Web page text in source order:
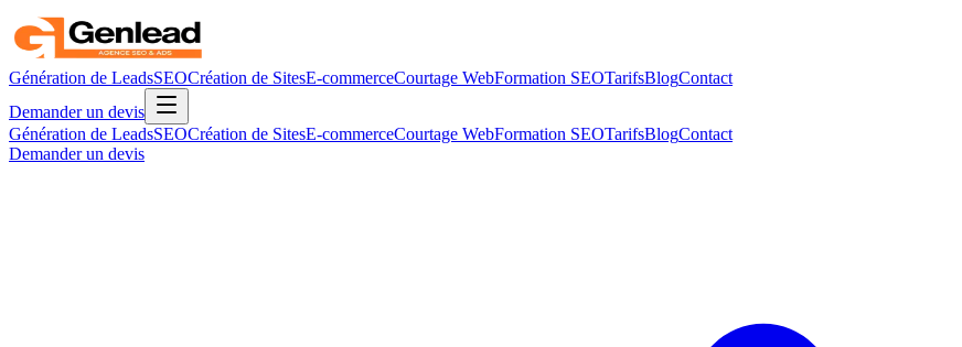
Génération de LeadsSEOCréation de SitesE-commerceCourtage WebFormation SEOTarifsBlogContact
Demander un devis
Génération de LeadsSEOCréation de SitesE-commerceCourtage WebFormation SEOTarifsBlogContact
Demander un devis